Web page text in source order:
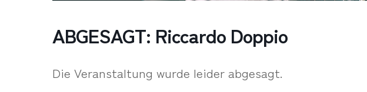
ABGESAGT: Riccardo Doppio
Die Veranstaltung wurde leider abgesagt.